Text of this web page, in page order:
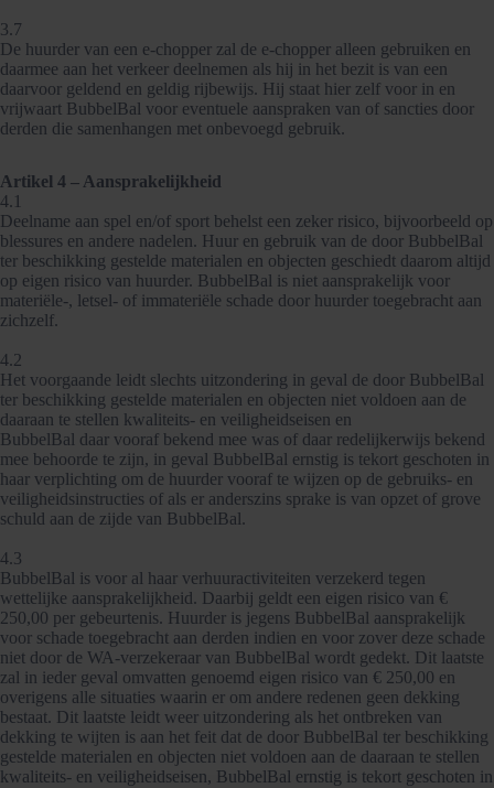
3.7
De huurder van een e-chopper zal de e-chopper alleen gebruiken en
daarmee aan het verkeer deelnemen als hij in het bezit is van een
daarvoor geldend en geldig rijbewijs. Hij staat hier zelf voor in en
vrijwaart BubbelBal voor eventuele aanspraken van of sancties door
derden die samenhangen met onbevoegd gebruik.
Artikel 4 – Aansprakelijkheid
4.1
Deelname aan spel en/of sport behelst een zeker risico, bijvoorbeeld op
blessures en andere nadelen. Huur en gebruik van de door BubbelBal
ter beschikking gestelde materialen en objecten geschiedt daarom altijd
op eigen risico van huurder. BubbelBal is niet aansprakelijk voor
materiële-, letsel- of immateriële schade door huurder toegebracht aan
zichzelf.
4.2
Het voorgaande leidt slechts uitzondering in geval de door BubbelBal
ter beschikking gestelde materialen en objecten niet voldoen aan de
daaraan te stellen kwaliteits- en veiligheidseisen en
BubbelBal daar vooraf bekend mee was of daar redelijkerwijs bekend
mee behoorde te zijn, in geval BubbelBal ernstig is tekort geschoten in
haar verplichting om de huurder vooraf te wijzen op de gebruiks- en
veiligheidsinstructies of als er anderszins sprake is van opzet of grove
schuld aan de zijde van BubbelBal.
4.3
BubbelBal is voor al haar verhuuractiviteiten verzekerd tegen
wettelijke aansprakelijkheid. Daarbij geldt een eigen risico van €
250,00 per gebeurtenis. Huurder is jegens BubbelBal aansprakelijk
voor schade toegebracht aan derden indien en voor zover deze schade
niet door de WA-verzekeraar van BubbelBal wordt gedekt. Dit laatste
zal in ieder geval omvatten genoemd eigen risico van € 250,00 en
overigens alle situaties waarin er om andere redenen geen dekking
bestaat. Dit laatste leidt weer uitzondering als het ontbreken van
dekking te wijten is aan het feit dat de door BubbelBal ter beschikking
gestelde materialen en objecten niet voldoen aan de daaraan te stellen
kwaliteits- en veiligheidseisen, BubbelBal ernstig is tekort geschoten in